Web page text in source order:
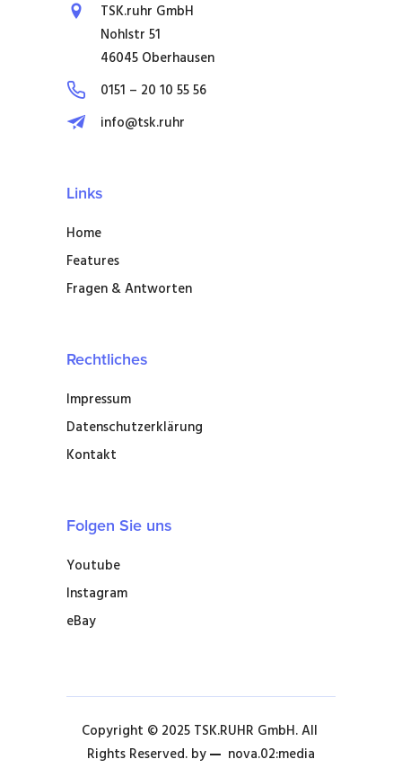
TSK.ruhr GmbH
Nohlstr 51
46045 Oberhausen
0151 – 20 10 55 56
info@tsk.ruhr
Links
Home
Features
Fragen & Antworten
Rechtliches
Impressum
Datenschutzerklärung
Kontakt
Folgen Sie uns
Youtube
Instagram
eBay
Copyright © 2025 TSK.RUHR GmbH. All
Rights Reserved. by
nova.02:media